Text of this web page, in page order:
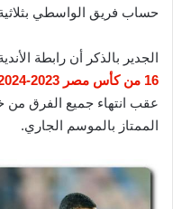
حساب فريق الواسطي
الجدير بالذكر أن رابطة
16 من كأس مصر 2023-2024
عقب انتهاء جميع الفرق من
الممتاز بالموسم الجاري.